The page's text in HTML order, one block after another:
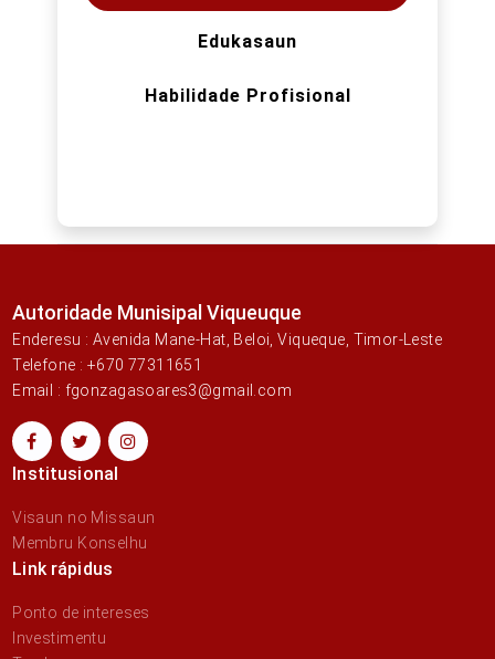
Edukasaun
Habilidade Profisional
Autoridade Munisipal Viqueuque
Enderesu : Avenida Mane-Hat, Beloi, Viqueque, Timor-Leste
Telefone : +670 77311651
Email : fgonzagasoares3@gmail.com
Institusional
Visaun no Missaun
Membru Konselhu
Link rápidus
Ponto de intereses
Investimentu